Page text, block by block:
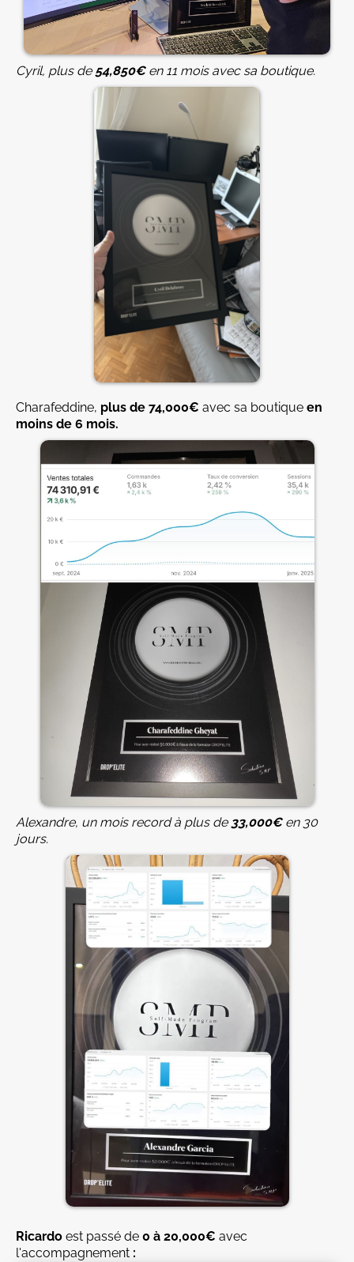
Cyril, plus de 54,850€en 11 mois avec sa boutique.
Charafeddine, plus de 74,000€ avec sa boutique en
moins de 6 mois.
Alexandre, un mois record à plus de 33,000€en 30
jours.
Ricardo est passé de 0 à 20,000€ avec
l'accompagnement :